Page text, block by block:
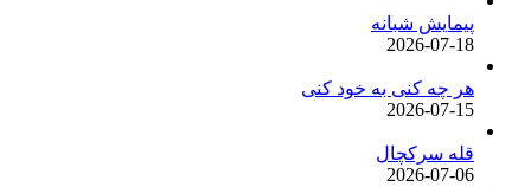
پیمایش شبانه
2026-07-18
هر چه کنی به خود کنی
2026-07-15
قله سرکچال
2026-07-06